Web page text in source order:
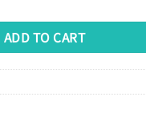
ADD TO CART